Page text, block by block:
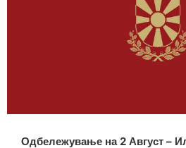
Одбележување на 2 Август –